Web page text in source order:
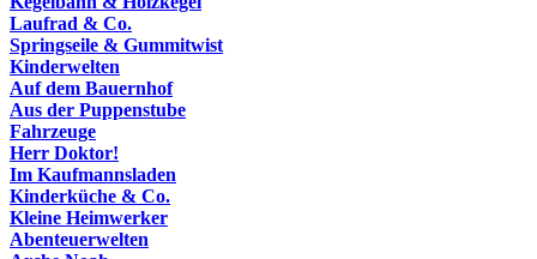
Laufrad & Co.
Springseile & Gummitwist
Kinderwelten
Auf dem Bauernhof
Aus der Puppenstube
Fahrzeuge
Herr Doktor!
Im Kaufmannsladen
Kinderküche & Co.
Kleine Heimwerker
Abenteuerwelten